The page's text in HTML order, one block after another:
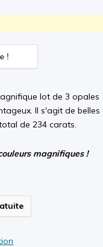
!
lot de 3 opales
Il s'agit de belles
de 234 carats.
magnifiques !